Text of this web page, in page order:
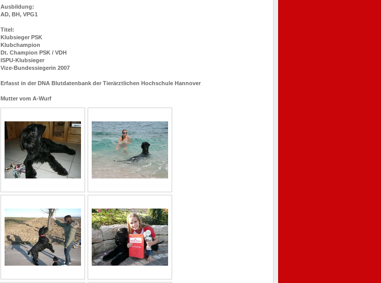
Ausbildung:
AD, BH, VPG1
Titel:
Klubsieger PSK
Klubchampion
Dt. Champion PSK / VDH
ISPU-Klubsieger
Vize-Bundessiegerin 2007
Erfasst in der DNA Blutdatenbank der Tierärztlichen Hochschule Hannover
Mutter vom A-Wurf